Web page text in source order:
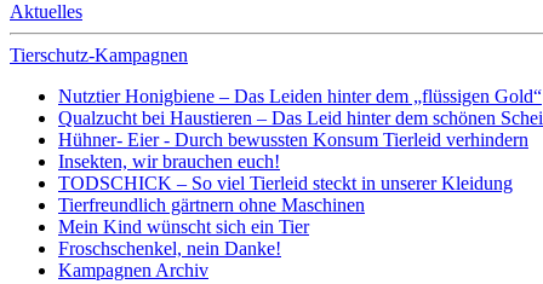
Aktuelles
Tierschutz-Kampagnen
Nutztier Honigbiene – Das Leiden hinter dem „flüssigen Gold“
Qualzucht bei Haustieren – Das Leid hinter dem schönen
Hühner- Eier - Durch bewussten Konsum Tierleid verhindern
Insekten, wir brauchen euch!
TODSCHICK – So viel Tierleid steckt in unserer Kleidung
Tierfreundlich gärtnern ohne Maschinen
Mein Kind wünscht sich ein Tier
Froschschenkel, nein Danke!
Kampagnen Archiv